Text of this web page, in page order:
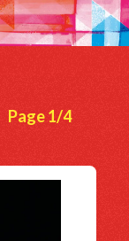
Page 1/4